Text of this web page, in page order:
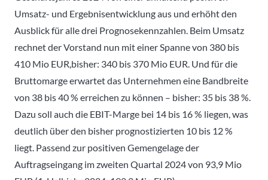
Umsatz- und Ergebnisentwicklung aus und erhöht den
Ausblick für alle drei Prognosekennzahlen. Beim Umsatz
rechnet der Vorstand nun mit einer Spanne von 380 bis
410 Mio EUR,bisher: 340 bis 370 Mio EUR. Und für die
Bruttomarge erwartet das Unternehmen eine Bandbreite
von 38 bis 40 % erreichen zu können – bisher: 35 bis 38 %.
Dazu soll auch die EBIT-Marge bei 14 bis 16 % liegen, was
deutlich über den bisher prognostizierten 10 bis 12 %
liegt. Passend zur positiven Gemengelage der
Auftragseingang im zweiten Quartal 2024 von 93,9 Mio